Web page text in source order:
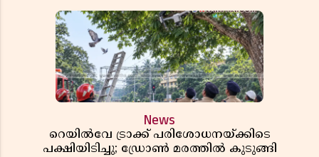
News
റെയിൽവേ ട്രാക്ക് പരിശോധനയ്ക്കിടെ
പക്ഷിയിടിച്ചു; ഡ്രോൺ മരത്തിൽ കുടുങ്ങി